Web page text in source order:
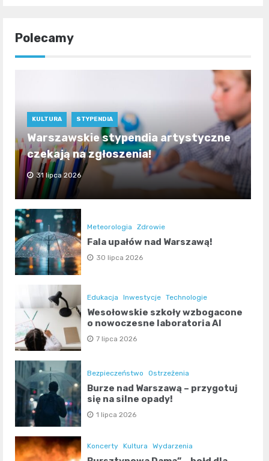
Polecamy
KULTURA STYPENDIA
Warszawskie stypendia artystyczne
czekają na zgłoszenia!
31 lipca 2026
Meteorologia Zdrowie
Fala upałów nad Warszawą!
30 lipca 2026
Edukacja Inwestycje Technologie
Wesołowskie szkoły wzbogacone
o nowoczesne laboratoria AI
7 lipca 2026
Bezpieczeństwo Ostrzeżenia
Burze nad Warszawą – przygotuj
się na silne opady!
1 lipca 2026
Koncerty Kultura Wydarzenia